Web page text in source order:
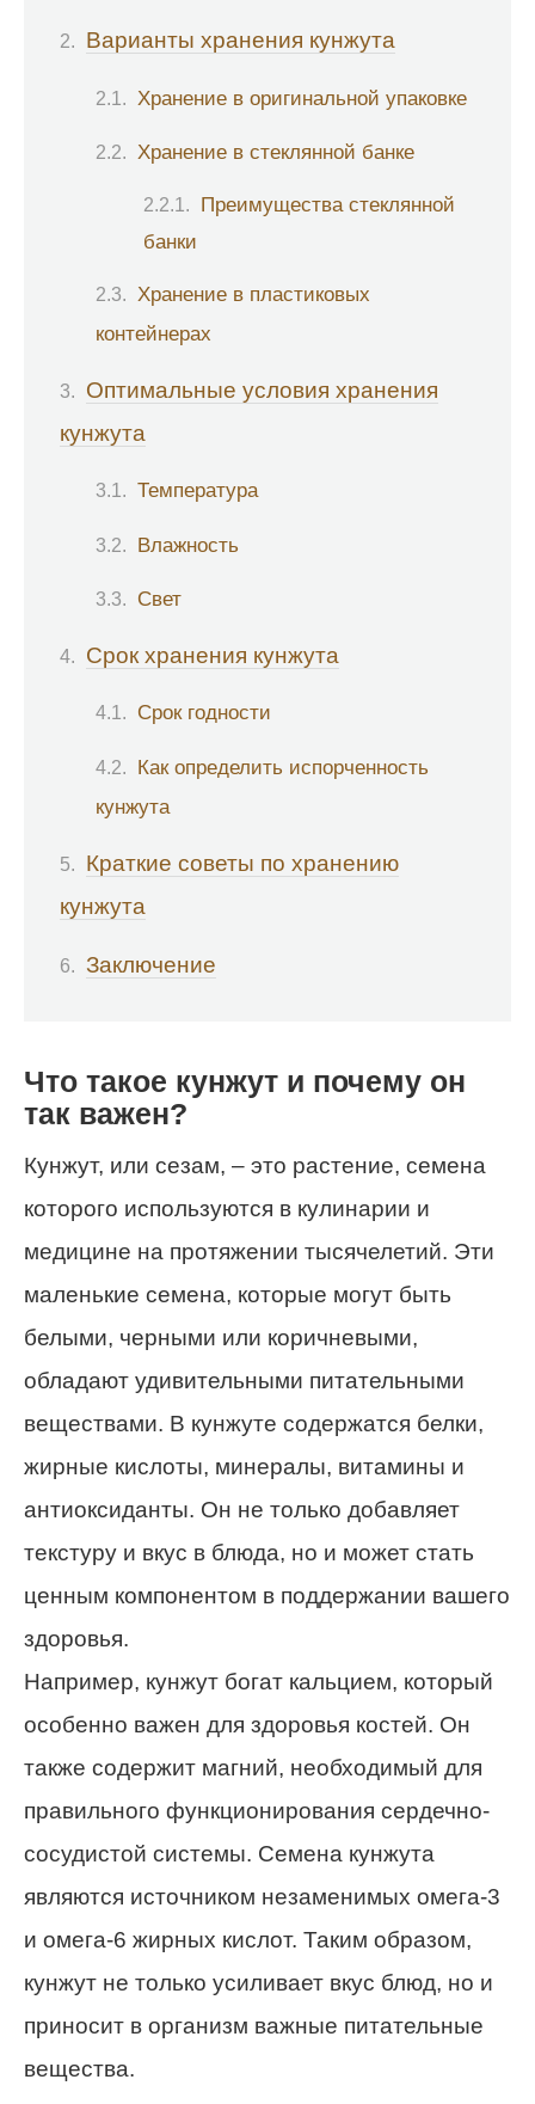
Варианты хранения кунжута
Хранение в оригинальной упаковке
Хранение в стеклянной банке
Преимущества стеклянной
банки
Хранение в пластиковых
контейнерах
Оптимальные условия хранения
кунжута
Температура
Влажность
Свет
Срок хранения кунжута
Срок годности
Как определить испорченность
кунжута
Краткие советы по хранению
кунжута
Заключение
Что такое кунжут и почему он
так важен?
Кунжут, или сезам, – это растение, семена
которого используются в кулинарии и
медицине на протяжении тысячелетий. Эти
маленькие семена, которые могут быть
белыми, черными или коричневыми,
обладают удивительными питательными
веществами. В кунжуте содержатся белки,
жирные кислоты, минералы, витамины и
антиоксиданты. Он не только добавляет
текстуру и вкус в блюда, но и может стать
ценным компонентом в поддержании вашего
здоровья.
Например, кунжут богат кальцием, который
особенно важен для здоровья костей. Он
также содержит магний, необходимый для
правильного функционирования сердечно-
сосудистой системы. Семена кунжута
являются источником незаменимых омега-3
и омега-6 жирных кислот. Таким образом,
кунжут не только усиливает вкус блюд, но и
приносит в организм важные питательные
вещества.